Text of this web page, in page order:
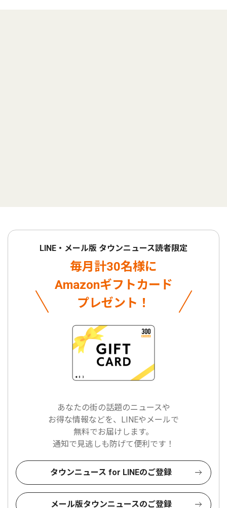
LINE・メール版 タウンニュース読者限定
毎月計30名様に
Amazonギフトカード
プレゼント！
あなたの街の話題のニュースや
お得な情報などを、LINEやメールで
無料でお届けします。
通知で見逃しも防げて便利です！
タウンニュース for LINEのご登録
メール版タウンニュースのご登録